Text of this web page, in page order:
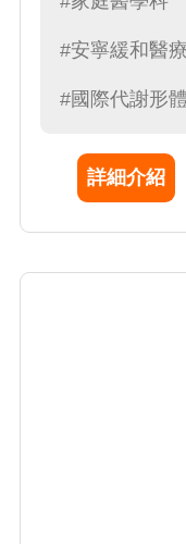
醫療照護。
#安寧緩和醫療
#國際代謝形
詳細介紹